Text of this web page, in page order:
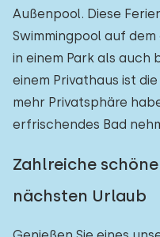
Außenpool. Diese
Swimmingpool auf
in einem Park als auch
einem Privathaus ist
mehr Privatsphäre
erfrischendes Bad
Zahlreiche
nächsten Urlaub